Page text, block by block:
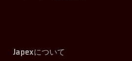
Japexについて